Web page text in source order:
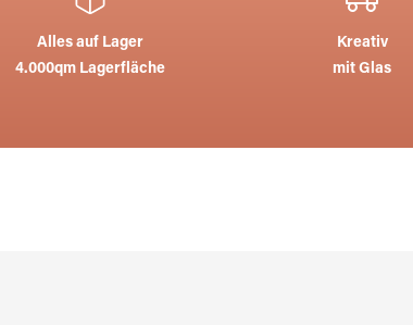
Alles auf Lager
4.000qm Lagerfläche
Kreativ
mit Glas